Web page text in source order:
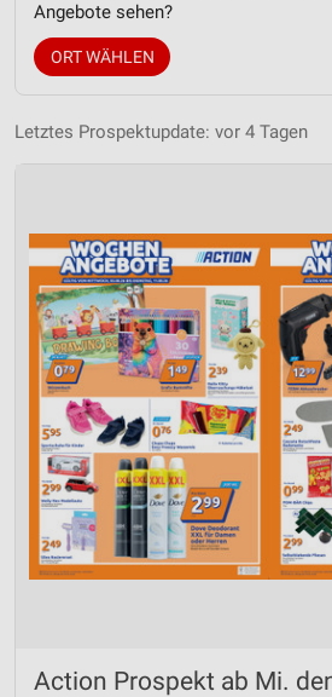
Angebote sehen?
ORT WÄHLEN
Letztes Prospektupdate: vor 4 Tagen
Action Prospekt ab Mi.